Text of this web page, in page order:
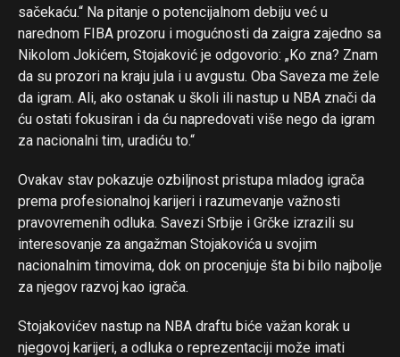
sačekaću.“ Na pitanje o potencijalnom debiju već u
narednom FIBA prozoru i mogućnosti da zaigra zajedno sa
Nikolom Jokićem, Stojaković je odgovorio: „Ko zna? Znam
da su prozori na kraju jula i u avgustu. Oba Saveza me žele
da igram. Ali, ako ostanak u školi ili nastup u NBA znači da
ću ostati fokusiran i da ću napredovati više nego da igram
za nacionalni tim, uradiću to.“
Ovakav stav pokazuje ozbiljnost pristupa mladog igrača
prema profesionalnoj karijeri i razumevanje važnosti
pravovremenih odluka. Savezi Srbije i Grčke izrazili su
interesovanje za angažman Stojakovića u svojim
nacionalnim timovima, dok on procenjuje šta bi bilo najbolje
za njegov razvoj kao igrača.
Stojakovićev nastup na NBA draftu biće važan korak u
njegovoj karijeri, a odluka o reprezentaciji može imati